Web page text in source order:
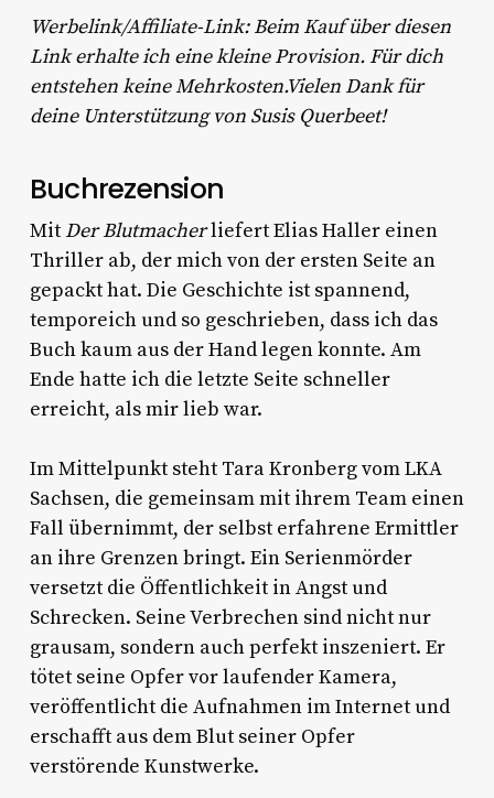
Werbelink/Affiliate-Link: Beim Kauf über diesen
Link erhalte ich eine kleine Provision. Für dich
entstehen keine Mehrkosten.Vielen Dank für
deine Unterstützung von Susis Querbeet!
Buchrezension
Mit Der Blutmacherliefert Elias Haller einen
Thriller ab, der mich von der ersten Seite an
gepackt hat. Die Geschichte ist spannend,
temporeich und so geschrieben, dass ich das
Buch kaum aus der Hand legen konnte. Am
Ende hatte ich die letzte Seite schneller
erreicht, als mir lieb war.
Im Mittelpunkt steht Tara Kronberg vom LKA
Sachsen, die gemeinsam mit ihrem Team einen
Fall übernimmt, der selbst erfahrene Ermittler
an ihre Grenzen bringt. Ein Serienmörder
versetzt die Öffentlichkeit in Angst und
Schrecken. Seine Verbrechen sind nicht nur
grausam, sondern auch perfekt inszeniert. Er
tötet seine Opfer vor laufender Kamera,
veröffentlicht die Aufnahmen im Internet und
erschafft aus dem Blut seiner Opfer
verstörende Kunstwerke.